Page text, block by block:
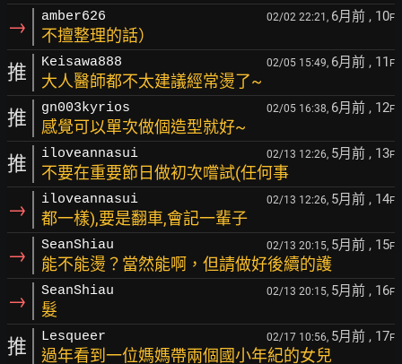
→ amber626 02/02 22:21, 6月前 , 10F
不擅整理的話）
推 Keisawa888 02/05 15:49, 6月前 , 11 F
大人醫師都不太建議經常燙了~
推 gn003kyrios 02/05 16:38, 6月前 , 12F
感覺可以單次做個造型就好~
推 iloveannasui 02/13 12:26, 5月前 , 13F
不要在重要節日做初次嚐試(任何事
→ iloveannasui 02/13 12:26, 5月前 , 14F
都一樣),要是翻車,會記一輩子
→ SeanShiau 02/13 20:15, 5月前 , 15F
能不能燙？當然能啊，但請做好後續的護
→ SeanShiau 02/13 20:15, 5月前 , 16F
髮
推 Lesqueer 02/17 10:56, 5月前 , 17F
過年看到一位媽媽帶兩個國小年紀的女兒